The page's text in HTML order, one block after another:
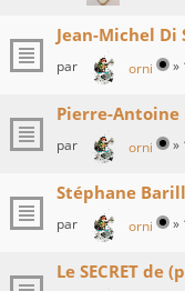
Jean-Michel Di
par orni »
Pierre-Antoine
par orni »
Stéphane
par orni »
Le SECRET de